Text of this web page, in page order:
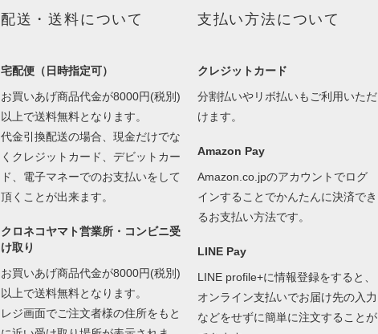
配送・送料について
宅配便（日時指定可）
お買いあげ商品代金が8000円(税別)
以上で送料無料となります。
代金引換配送の場合、現金だけでな
くクレジットカード、デビットカー
ド、電子マネーでのお支払いをして
頂くことが出来ます。
クロネコヤマト営業所・コンビニ受
け取り
お買いあげ商品代金が8000円(税別)
以上で送料無料となります。
レジ画面でご注文者様の住所をもと
支払い方法について
クレジットカード
分割払いやリボ払いもご利用いただ
けます。
Amazon Pay
Amazon.co.jpのアカウントでログ
インすることでかんたんに決済でき
るお支払い方法です。
LINE Pay
LINE profile+に情報登録をすると、
オンライン支払いでお届け先の入力
などをせずに簡単に注文することが